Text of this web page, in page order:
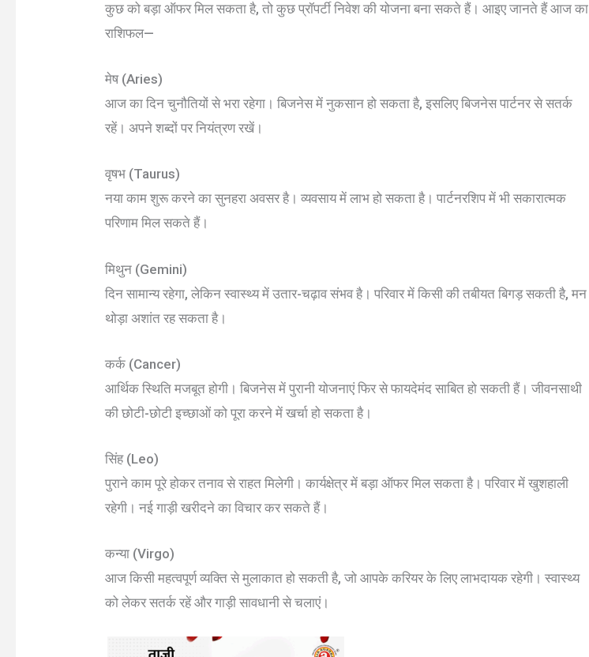
कुछ को बड़ा ऑफर मिल सकता है, तो कुछ प्रॉपर्टी निवेश की योजना बना सकते हैं। आइए जानते हैं आज का
राशिफल—
मेष (Aries)
आज का दिन चुनौतियों से भरा रहेगा। बिजनेस में नुकसान हो सकता है, इसलिए बिजनेस पार्टनर से सतर्क
रहें। अपने शब्दों पर नियंत्रण रखें।
वृषभ (Taurus)
नया काम शुरू करने का सुनहरा अवसर है। व्यवसाय में लाभ हो सकता है। पार्टनरशिप में भी सकारात्मक
परिणाम मिल सकते हैं।
मिथुन (Gemini)
दिन सामान्य रहेगा, लेकिन स्वास्थ्य में उतार-चढ़ाव संभव है। परिवार में किसी की तबीयत बिगड़ सकती है, मन
थोड़ा अशांत रह सकता है।
कर्क (Cancer)
आर्थिक स्थिति मजबूत होगी। बिजनेस में पुरानी योजनाएं फिर से फायदेमंद साबित हो सकती हैं। जीवनसाथी
की छोटी-छोटी इच्छाओं को पूरा करने में खर्चा हो सकता है।
सिंह (Leo)
पुराने काम पूरे होकर तनाव से राहत मिलेगी। कार्यक्षेत्र में बड़ा ऑफर मिल सकता है। परिवार में खुशहाली
रहेगी। नई गाड़ी खरीदने का विचार कर सकते हैं।
कन्या (Virgo)
आज किसी महत्वपूर्ण व्यक्ति से मुलाकात हो सकती है, जो आपके करियर के लिए लाभदायक रहेगी। स्वास्थ्य
को लेकर सतर्क रहें और गाड़ी सावधानी से चलाएं।